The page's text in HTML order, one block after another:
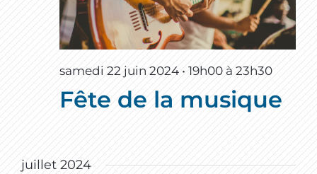
samedi 22 juin 2024 • 19h00 à23h30
Fête de la musique
juillet 2024